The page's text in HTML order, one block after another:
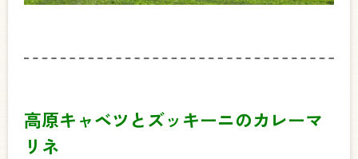
高原キャベツとズッキーニのカレーマ
リネ